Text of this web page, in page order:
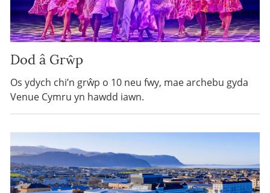
Dod â Grŵp
Os ydych chi’n grŵp o 10 neu fwy, mae archebu gyda
Venue Cymru yn hawdd iawn.